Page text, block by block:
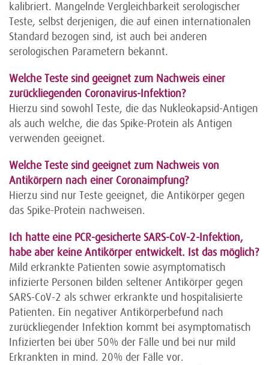
kalibriert. Mangelnde Vergleichbarkeit serologischer
Teste, selbst derjenigen, die auf einen internationalen
Standard bezogen sind, ist auch bei anderen
serologischen Parametern bekannt.
Welche Teste sind geeignet zum Nachweis einer
zurückliegenden Coronavirus-Infektion?
Hierzu sind sowohl Teste, die das Nukleokapsid-Antigen
als auch welche, die das Spike-Protein als Antigen
verwenden geeignet.
Welche Teste sind geeignet zum Nachweis von
Antikörpern nach einer Coronaimpfung?
Hierzu sind nur Teste geeignet, die Antikörper gegen
das Spike-Protein nachweisen.
Ich hatte eine PCR-gesicherte SARS-CoV-2-Infektion,
habe aber keine Antikörper entwickelt. Ist das möglich?
Mild erkrankte Patienten sowie asymptomatisch
infizierte Personen bilden seltener Antikörper gegen
SARS-CoV-2 als schwer erkrankte und hospitalisierte
Patienten. Ein negativer Antikörperbefund nach
zurückliegender Infektion kommt bei asymptomatisch
Infizierten bei über 50% der Fälle und bei nur mild
Erkrankten in mind. 20% der Fälle vor.